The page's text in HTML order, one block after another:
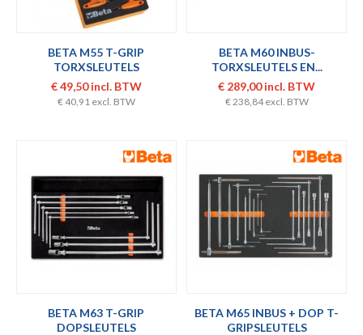
BETA M55 T-GRIP
TORXSLEUTELS
€ 49,50 incl. BTW
€ 40,91 excl. BTW
BETA M60 INBUS-
TORXSLEUTELS EN...
€ 289,00 incl. BTW
€ 238,84 excl. BTW
BETA M63 T-GRIP
DOPSLEUTELS
BETA M65 INBUS + DOP T-
GRIPSLEUTELS